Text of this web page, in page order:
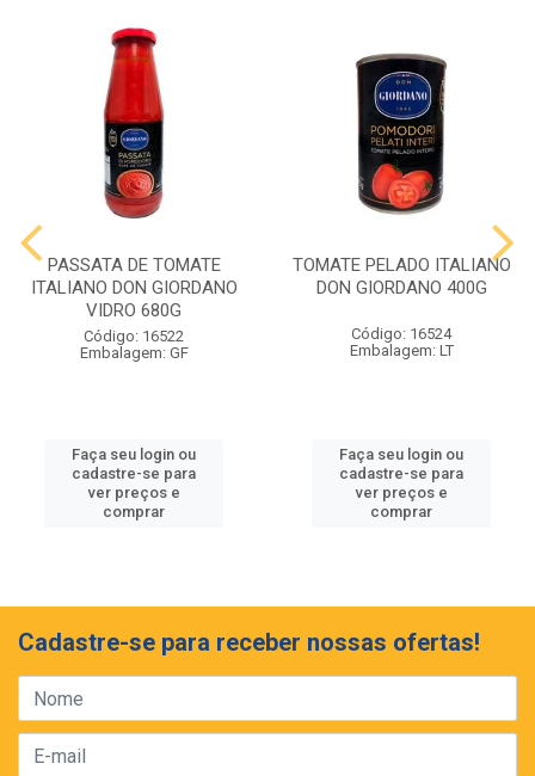
PASSATA DE TOMATE
ITALIANO DON GIORDANO
VIDRO 680G
Código: 16522
Embalagem: GF
Faça seu login ou
cadastre-se para
ver preços e
comprar
TOMATE PELADO ITALIANO
DON GIORDANO 400G
Código: 16524
Embalagem: LT
Faça seu login ou
cadastre-se para
ver preços e
comprar
Cadastre-se para receber nossas ofertas!